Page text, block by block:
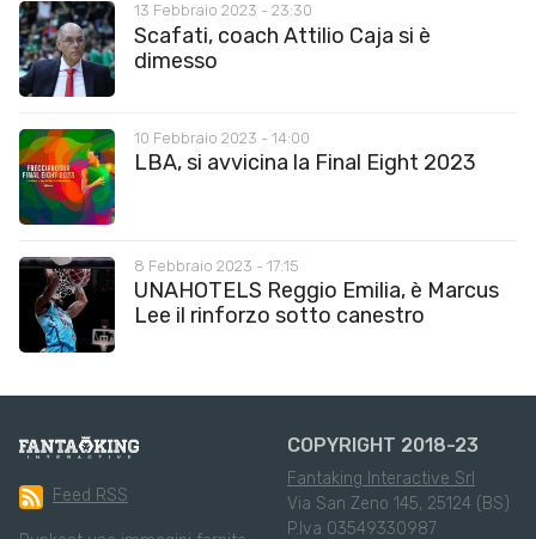
13 Febbraio 2023 - 23:30
Scafati, coach Attilio Caja si è
dimesso
10 Febbraio 2023 - 14:00
LBA, si avvicina la Final Eight 2023
8 Febbraio 2023 - 17:15
UNAHOTELS Reggio Emilia, è Marcus
Lee il rinforzo sotto canestro
Feed RSS
COPYRIGHT 2018-23
Fantaking Interactive Srl
Via San Zeno 145, 25124 (BS)
P.Iva 03549330987